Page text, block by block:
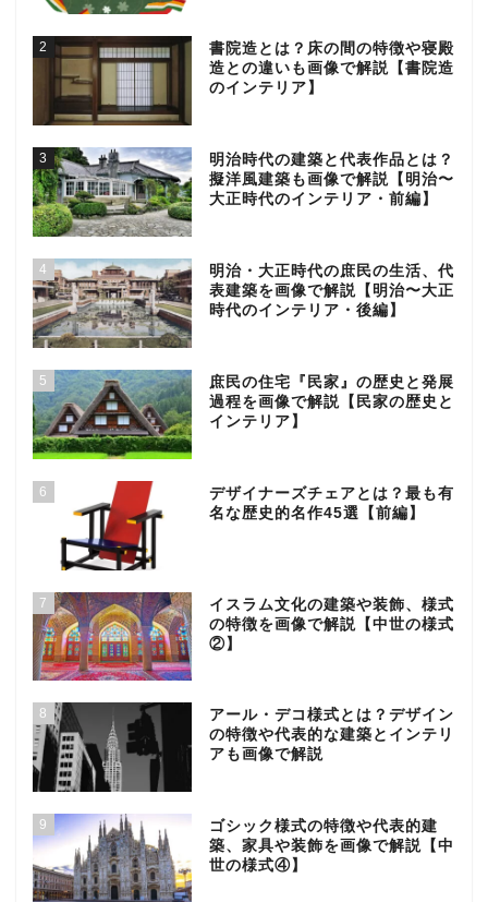
2
書院造とは？床の間の特徴や寝殿
造との違いも画像で解説【書院造
のインテリア】
3
明治時代の建築と代表作品とは？
擬洋風建築も画像で解説【明治〜
大正時代のインテリア・前編】
4
明治・大正時代の庶民の生活、代
表建築を画像で解説【明治〜大正
時代のインテリア・後編】
5
庶民の住宅『民家』の歴史と発展
過程を画像で解説【民家の歴史と
インテリア】
6
デザイナーズチェアとは？最も有
名な歴史的名作45選【前編】
7
イスラム文化の建築や装飾、様式
の特徴を画像で解説【中世の様式
②】
8
アール・デコ様式とは？デザイン
の特徴や代表的な建築とインテリ
アも画像で解説
9
ゴシック様式の特徴や代表的建
築、家具や装飾を画像で解説【中
世の様式④】